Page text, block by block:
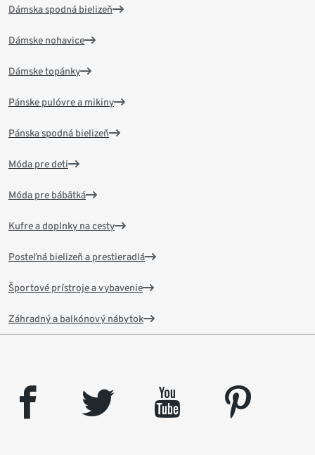
Dámska spodná bielizeň
Dámske nohavice
Dámske topánky
Pánske pulóvre a mikiny
Pánska spodná bielizeň
Móda pre deti
Móda pre bábätká
Kufre a doplnky na cesty
Posteľná bielizeň a prestieradlá
Športové prístroje a vybavenie
Záhradný a balkónový nábytok
facebook twitter youtube
pinterest